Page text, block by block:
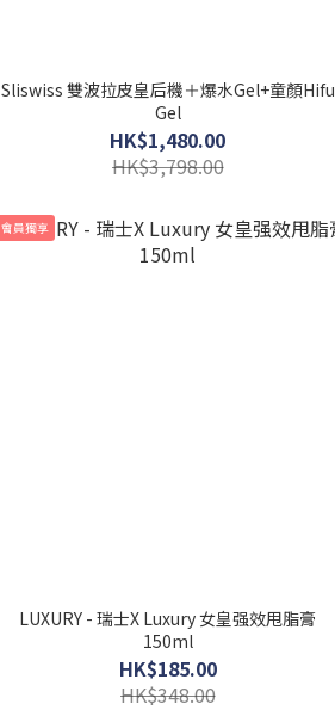
Sliswiss 雙波拉皮皇后機＋爆水Gel+童顏Hifu
Gel
HK$1,480.00
HK$3,798.00
會員獨享
LUXURY - 瑞士X Luxury 女皇强效甩脂膏
150ml
HK$185.00
HK$348.00